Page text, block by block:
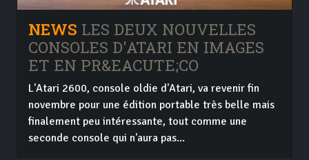
NEWS LES DEUX NOUVELLES
CONSOLES D'ATARI EN IMAGES
ET EN PR&EACUTE;CO
L'Atari 2600, console oldie d'Atari, va revenir fin
novembre pour une édition portable très belle mais
finalement peu intéressante, tout comme une
seconde console qui n'aura pas...